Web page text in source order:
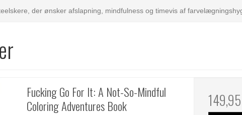
der ønsker afslapning, mindfulness og timevis af
Fucking Go For It: A Not-So-Mindful
Coloring Adventures Book